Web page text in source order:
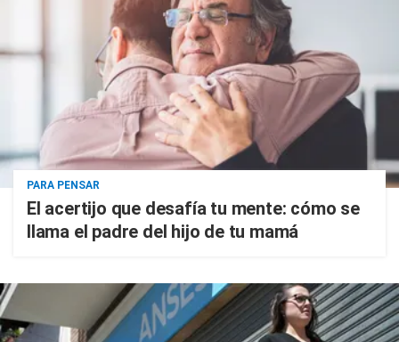
PARA PENSAR
El acertijo que desafía tu mente: cómo se
llama el padre del hijo de tu mamá